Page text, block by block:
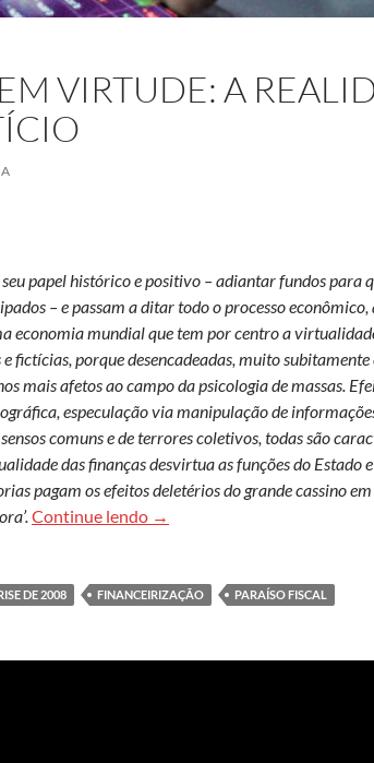
VIRTUDE: A
papel histórico e positivo – adiantar fundos para
– e passam a ditar todo o processo
economia mundial que tem por centro a
fictícias, porque desencadeadas, muito subitamente
mais afetos ao campo da psicologia de massas.
especulação via manipulação de
comuns e de terrores coletivos, todas são
das finanças desvirtua as funções do Estado
pagam os efeitos deletérios do grande cassino
Continue lendo Virtualidade sem virtude: a
→
DE 2008 FINANCEIRIZAÇÃO PARAÍSO FISCAL